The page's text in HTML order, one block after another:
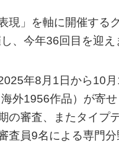
現」を軸に開催す
、今年36回目を迎え
年8月1日から10
外1956作品）が寄
の審査、またタイプ
査員9名による専門